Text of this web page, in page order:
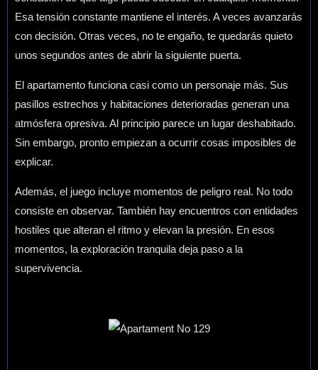
Esa tensión constante mantiene el interés. A veces avanzarás
con decisión. Otras veces, no te engaño, te quedarás quieto
unos segundos antes de abrir la siguiente puerta.
El apartamento funciona casi como un personaje más. Sus
pasillos estrechos y habitaciones deterioradas generan una
atmósfera opresiva. Al principio parece un lugar deshabitado.
Sin embargo, pronto empiezan a ocurrir cosas imposibles de
explicar.
Además, el juego incluye momentos de peligro real. No todo
consiste en observar. También hay encuentros con entidades
hostiles que alteran el ritmo y elevan la presión. En esos
momentos, la exploración tranquila deja paso a la
supervivencia.